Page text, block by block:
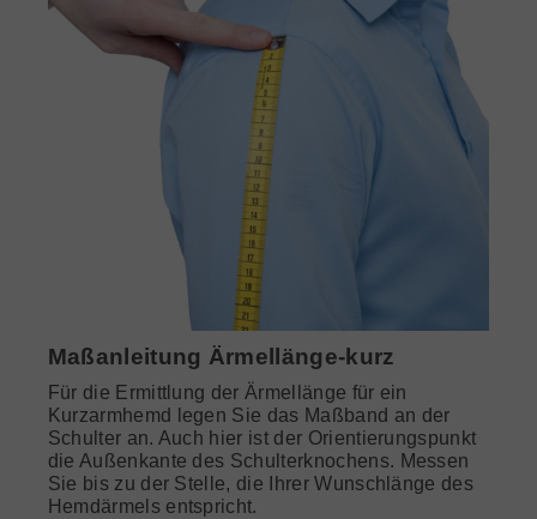
Maßanleitung Ärmellänge-kurz
Für die Ermittlung der Ärmellänge für ein
Kurzarmhemd legen Sie das Maßband an der
Schulter an. Auch hier ist der Orientierungspunkt
die Außenkante des Schulterknochens. Messen
Sie bis zu der Stelle, die Ihrer Wunschlänge des
Hemdärmels entspricht.